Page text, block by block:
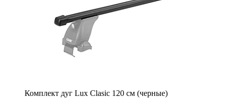
Комплект дуг Lux Clasic 120 см (черные)